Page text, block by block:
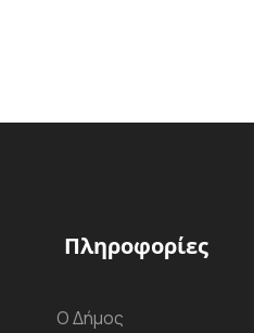
Πληροφορίες
Ο Δήμος